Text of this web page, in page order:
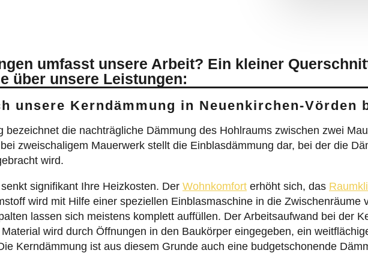
umfasst unsere Arbeit? Ein kleiner
über unsere Leistungen:
unsere Kerndämmung in Neuenkirchen-Vörden
bezeichnet die nachträgliche Dämmung des Hohlraums zwischen zwei
zweischaligem Mauerwerk stellt die Einblasdämmung dar, bei der die
wird.
signifikant Ihre Heizkosten. Der Wohnkomfort erhöht sich, das
wird mit Hilfe einer speziellen Einblasmaschine in die Zwischenräume
lassen sich meistens komplett auffüllen. Der Arbeitsaufwand bei der
wird durch Öffnungen in den Baukörper eingegeben, ein
Kerndämmung ist aus diesem Grunde auch eine budgetschonende